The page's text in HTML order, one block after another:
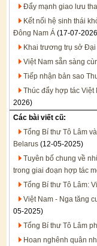
Đẩy mạnh giao lưu
Kết nối hệ sinh thái
Đông Nam Á (17-07-
Khai trương trụ sở
Việt Nam sẵn sàng
Tiếp nhận bản sao
Thúc đẩy hợp tác
2026)
Các bài viết cũ:
Tổng Bí thư Tô Lâm
Belarus (12-05-2025)
Tuyên bố chung về
trong giai đoạn hợp tác
Tổng Bí thư Tô Lâm:
Việt Nam - Nga tăng
05-2025)
Tổng Bí thư Tô Lâm
Hoan nghênh quân